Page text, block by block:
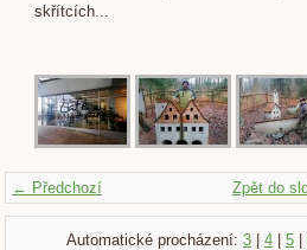
skřítcích...
← Předchozí Zpět do
Automatické procházení: 3 | 4 | 5 |